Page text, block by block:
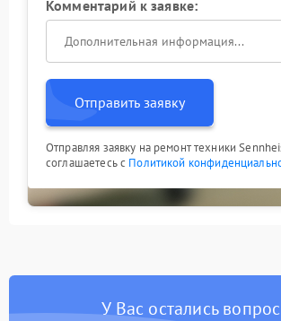
Комментарий к заявке:
Отправить заявку
Отправляя заявку на ремонт техники
соглашаетесь с Политикой
У Вас остались